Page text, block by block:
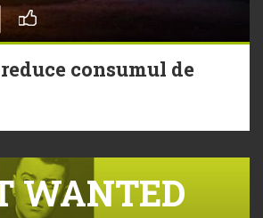
consumul de
WANTED